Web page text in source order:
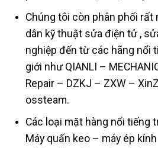
Chúng tôi còn phân phối rất
dân kỹ thuật sửa điện tử ,
nghiệp đến từ các hãng nổi
giới như QIANLI –
Repair – DZKJ – ZXW –
ossteam.
Các loại mặt hàng nổi tiếng
Máy quấn keo – máy ép